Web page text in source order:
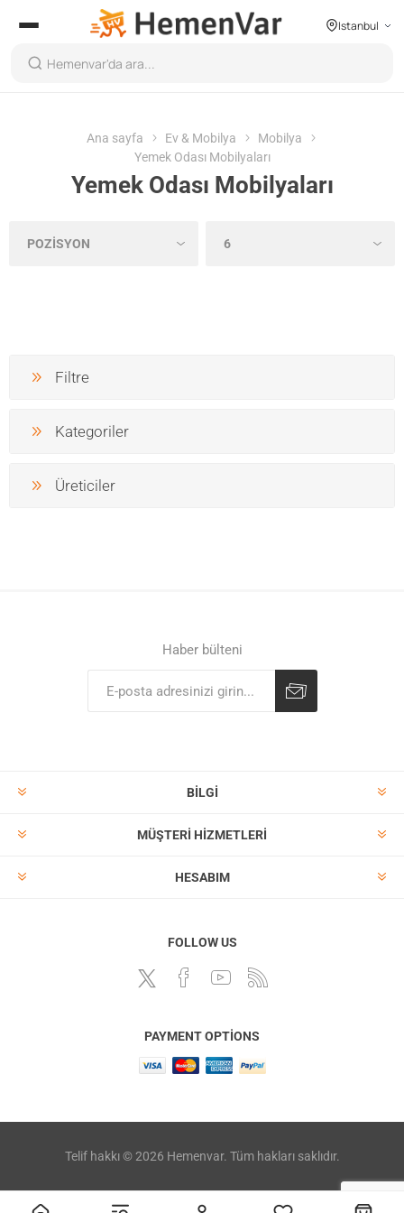
Istanbul
Ana sayfa Ev & Mobilya
Mobilya
Yemek Odası Mobilyaları
Yemek Odası Mobilyaları
Filtre
Kategoriler
Üreticiler
Haber bülteni
BILGI
MÜŞTERI HIZMETLERI
HESABIM
FOLLOW US
PAYMENT OPTIONS
Telif hakkı © 2026 Hemenvar. Tüm hakları saklıdır.